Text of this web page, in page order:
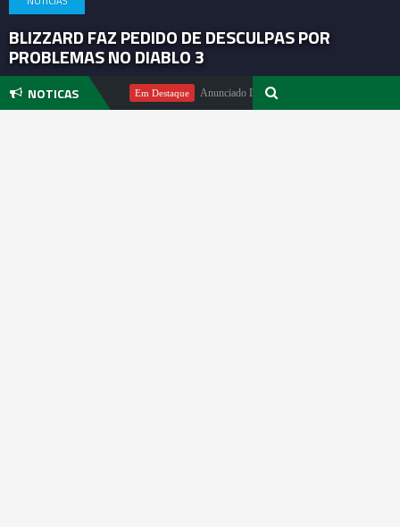
BLIZZARD FAZ PEDIDO DE DESCULPAS POR
PROBLEMAS NO DIABLO 3
NOTICAS
Pachter Em Destaque Anunciado DualSense The Last of Us Limited